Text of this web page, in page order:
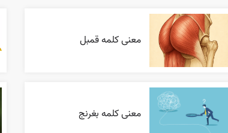
معنی کلمه قمبل
معنی کلمه بغرنج